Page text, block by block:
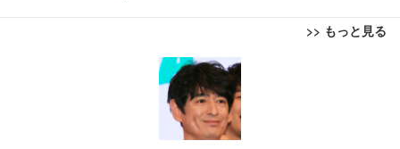
>> もっと見る
[EdoErgo] オフィスチェア 椅子 テレワーク 疲れな
い 跳ね上げ式アームレスト コンパクト 約105度ロッ
キング pc 事務椅子 360度回転 座面昇降 強化ナイロ
ン樹脂ベース 通気性メッシュ 在宅ワーク H-WY01
(黒網+黒枠+黒足)
EIZO ビジネス向けプレミアムモニター | FlexScan
EV3240X-WT | 31.5型4K UHD・USB Type-C・ホワ
Amazonベーシック ペットシーツ 薄型 レギュラー 1
回使い捨て 無香料 ホワイト 300枚